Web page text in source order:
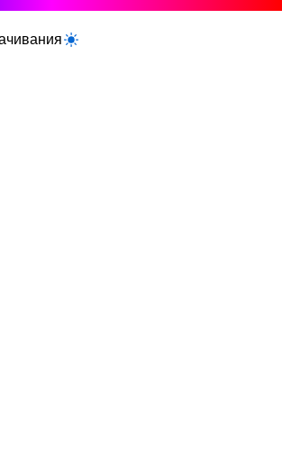
Переключить светлую/тёмную тему